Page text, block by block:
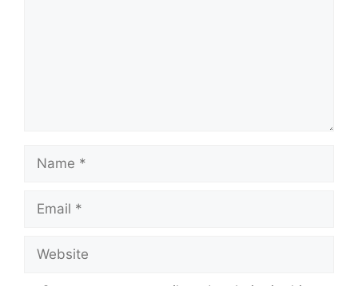
Name
Email
Website